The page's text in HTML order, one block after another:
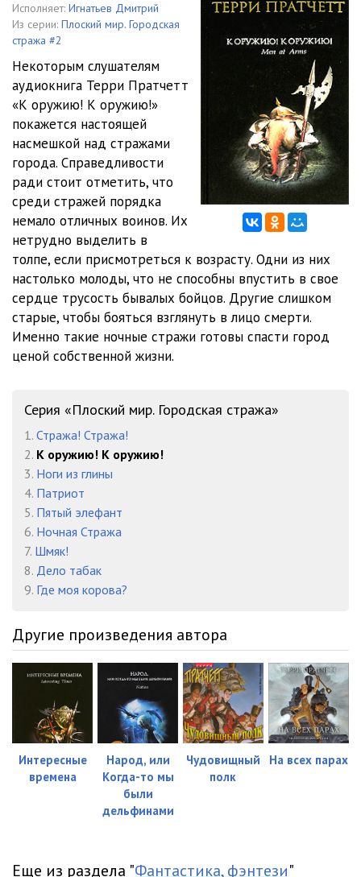
007 01:28
009 05:01
010 05:48
011 06:09
012 01:14
013
014
015 05:25
016
017 03:57
019
020
021
022
023
024
026
027 08:41
03:23
029 03:16
030 03:47
Исполняет: Игнатьев Дмитрий
Из серии: Плоский мир. Городская
стража #2
Некоторым слушателям
аудиокнига Терри Пратчетт
«К оружию! К оружию!»
покажется настоящей
насмешкой над стражами
города. Справедливости
ради стоит отметить, что
среди стражей порядка
немало отличных воинов. Их
нетрудно выделить в
толпе, если присмотреться к возрасту. Одни из них
настолько молоды, что не способны впустить в свое
сердце трусость бывалых бойцов. Другие слишком
старые, чтобы бояться взглянуть в лицо смерти.
Именно такие ночные стражи готовы спасти город
ценой собственной жизни.
Серия «Плоский мир. Городская стража»
1. Стража! Стража!
2. К оружию! К оружию!
3. Ноги из глины
4. Патриот
5. Пятый элефант
6. Ночная Стража
7. Шмяк!
8. Дело табак
9. Где моя корова?
Другие произведения автора
Интересные
времена
Народ, или
Когда-то мы
были
дельфинами
Чудовищный
полк
На всех парах
Еще из раздела "Фантастика, фэнтези"